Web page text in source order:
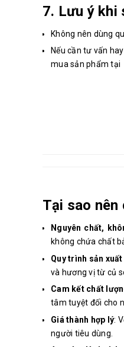
7. Lưu ý khi
Không nên dùng
Nếu cần tư vấn
mua sản phẩm tại
Tại sao nên
Nguyên chất,
không chứa chất
Quy trình sản
và hương vị từ củ
Cam kết chất
tâm tuyệt đối cho
Giá thành hợp lý:
người tiêu dùng.